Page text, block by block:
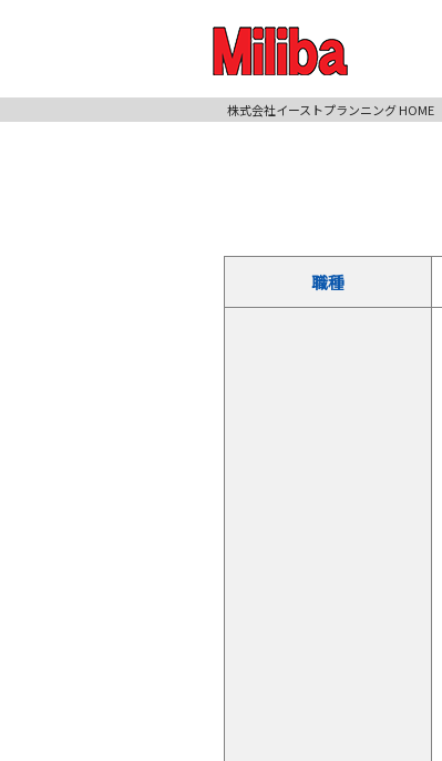
株式会社イーストプランニング HOME
職種